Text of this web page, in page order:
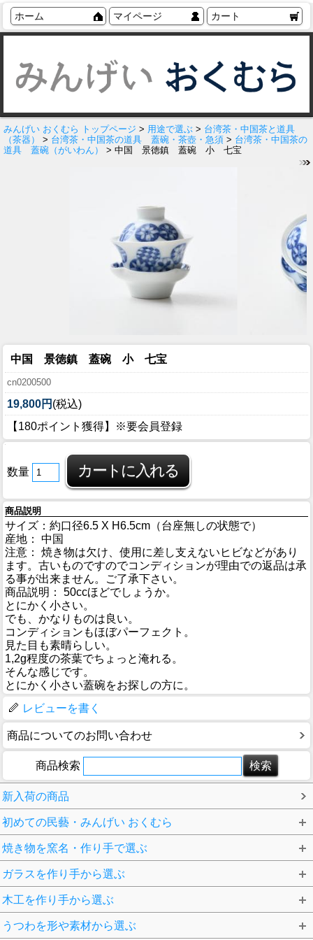
ホーム マイページ カート
みんげい おくむら トップページ > 用途で選ぶ > 台湾茶・中国茶と道具
（茶器）
> 台湾茶・中国茶の道具 蓋碗・茶壺・急須 > 台湾茶・中国茶の
道具 蓋碗（がいわん）
> 中国 景徳鎮 蓋碗 小 七宝
中国 景徳鎮 蓋碗 小 七宝
cn0200500
19,800円 (税込)
【180ポイント獲得】※要会員登録
数量
商品説明
サイズ：約口径6.5 X H6.5cm（台座無しの状態で）
産地： 中国
注意： 焼き物は欠け、使用に差し支えないヒビなどがあり
ます。古いものですのでコンディションが理由での返品は承
る事が出来ません。ご了承下さい。
商品説明： 50ccほどでしょうか。
とにかく小さい。
でも、かなりものは良い。
コンディションもほぼパーフェクト。
見た目も素晴らしい。
1,2g程度の茶葉でちょっと淹れる。
そんな感じです。
とにかく小さい蓋碗をお探しの方に。
レビューを書く
商品についてのお問い合わせ
商品検索
新入荷の商品
初めての民藝・みんげい おくむら
焼き物を窯名・作り手で選ぶ
ガラスを作り手から選ぶ
木工を作り手から選ぶ
うつわを形や素材から選ぶ